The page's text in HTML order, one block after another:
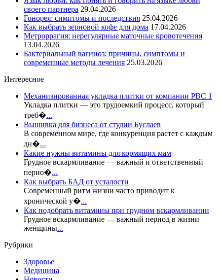
своего партнера 29.04.2026
Гонорея: симптомы и последствия 25.04.2026
Как выбрать зерновой кофе для дома 17.04.2026
Метроррагия: нерегулярные маточные кровотечения
13.04.2026
Бактериальный вагиноз: причины, симптомы и
современные методы лечения 25.03.2026
Интересное
Механизированная укладка плитки от компании РВС 1
Укладка плитки — это трудоемкий процесс, который
треб�...
Вышивка для бизнеса от студии Буслаев
В современном мире, где конкуренция растет с каждым
дн�...
Какие нужны витамины для кормящих мам
Грудное вскармливание — важный и ответственный
перио�...
Как выбрать БАД от усталости
Современный ритм жизни часто приводит к
хронической у�...
Как подобрать витамины при грудном вскармливании
Грудное вскармливание — важный период в жизни
женщины...
Рубрики
Здоровье
Медицина